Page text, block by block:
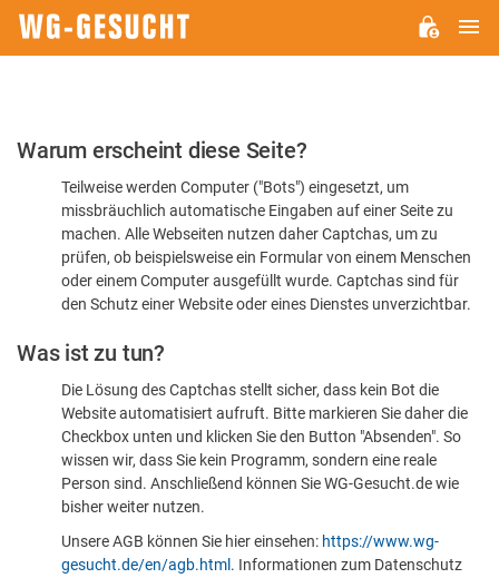
Bitte
dass
sind
Warum erscheint diese Seite?
Teilweise werden Computer ("Bots") eingesetzt, um
missbräuchlich automatische Eingaben auf einer Seite zu
machen. Alle Webseiten nutzen daher Captchas, um zu
prüfen, ob beispielsweise ein Formular von einem Menschen
oder einem Computer ausgefüllt wurde. Captchas sind für
den Schutz einer Website oder eines Dienstes unverzichtbar.
Was ist zu tun?
Die Lösung des Captchas stellt sicher, dass kein Bot die
Website automatisiert aufruft. Bitte markieren Sie daher die
Checkbox unten und klicken Sie den Button "Absenden". So
wissen wir, dass Sie kein Programm, sondern eine reale
Person sind. Anschließend können Sie WG-Gesucht.de wie
bisher weiter nutzen.
Unsere AGB können Sie hier einsehen: https://www.wg-
gesucht.de/en/agb.html . Informationen zum Datenschutz